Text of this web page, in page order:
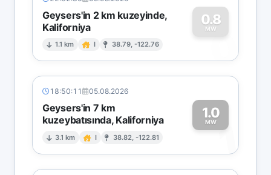
Geysers'in 2 km kuzeyinde,
Kaliforniya
1.1 km I 38.79, -122.76
0.8
MW
0
18:50:11 05.08.2026
Geysers'in 7 km
kuzeybatısında, Kaliforniya
3.1 km I 38.82, -122.81
1.0
MW1